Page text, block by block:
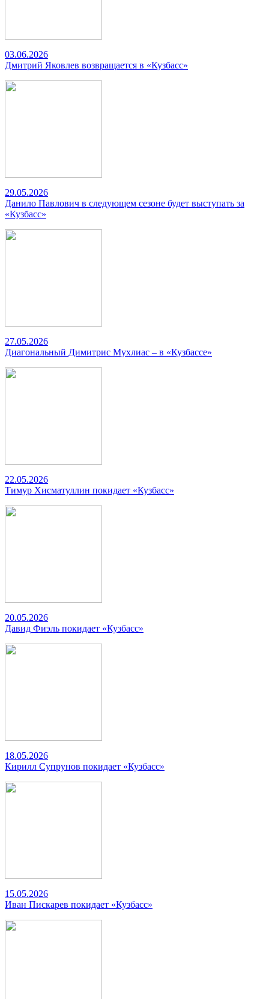
03.06.2026
Дмитрий Яковлев возвращается в «Кузбасс»
29.05.2026
Данило Павлович в следующем сезоне будет выступать за
«Кузбасс»
27.05.2026
Диагональный Димитрис Мухлиас – в «Кузбассе»
22.05.2026
Тимур Хисматуллин покидает «Кузбасс»
20.05.2026
Давид Фиэль покидает «Кузбасс»
18.05.2026
Кирилл Супрунов покидает «Кузбасс»
15.05.2026
Иван Пискарев покидает «Кузбасс»